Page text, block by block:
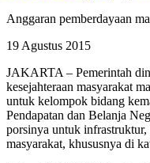
Anggaran pemberdayaan
19 Agustus 2015
JAKARTA – Pemerintah
kesejahteraan masyarakat
untuk kelompok bidang
Pendapatan dan Belanja
porsinya untuk infrastruktur,
masyarakat, khususnya di